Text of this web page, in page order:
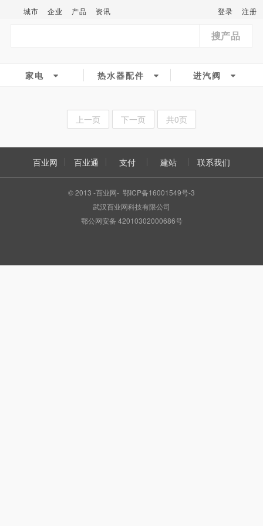
城市 企业 产品 资讯 登录 注册
搜产品
家电 热水器配件 进汽阀
上一页 下一页 共0页
百业网 百业通 支付 建站 联系我们
© 2013 -百业网- 鄂ICP备16001549号-3
武汉百业网科技有限公司
鄂公网安备 42010302000686号